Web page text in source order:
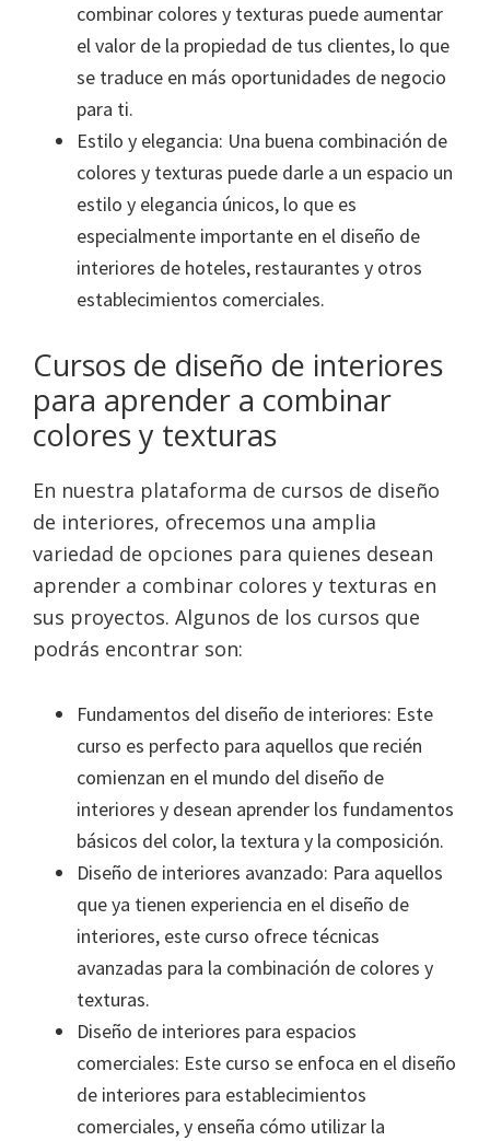
combinar colores y texturas puede aumentar
el valor de la propiedad de tus clientes, lo que
se traduce en más oportunidades de negocio
para ti.
Estilo y elegancia: Una buena combinación de
colores y texturas puede darle a un espacio un
estilo y elegancia únicos, lo que es
especialmente importante en el diseño de
interiores de hoteles, restaurantes y otros
establecimientos comerciales.
Cursos de diseño de interiores
para aprender a combinar
colores y texturas
En nuestra plataforma de cursos de diseño
de interiores, ofrecemos una amplia
variedad de opciones para quienes desean
aprender a combinar colores y texturas en
sus proyectos. Algunos de los cursos que
podrás encontrar son:
Fundamentos del diseño de interiores: Este
curso es perfecto para aquellos que recién
comienzan en el mundo del diseño de
interiores y desean aprender los fundamentos
básicos del color, la textura y la composición.
Diseño de interiores avanzado: Para aquellos
que ya tienen experiencia en el diseño de
interiores, este curso ofrece técnicas
avanzadas para la combinación de colores y
texturas.
Diseño de interiores para espacios
comerciales: Este curso se enfoca en el diseño
de interiores para establecimientos
comerciales, y enseña cómo utilizar la